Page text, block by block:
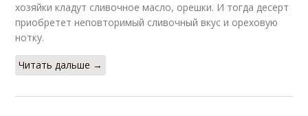
хозяйки кладут сливочное масло, орешки. И тогда десерт
приобретет неповторимый сливочный вкус и ореховую
нотку.
Читать дальше →